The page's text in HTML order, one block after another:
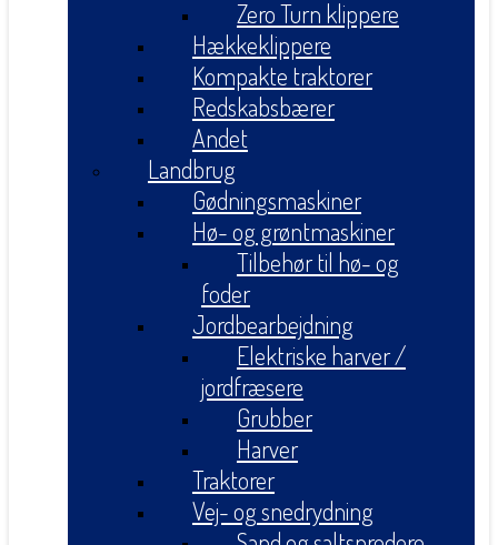
Zero Turn klippere
Hækkeklippere
Kompakte traktorer
Redskabsbærer
Andet
Landbrug
Gødningsmaskiner
Hø- og grøntmaskiner
Tilbehør til hø- og
foder
Jordbearbejdning
Elektriske harver /
jordfræsere
Grubber
Harver
Traktorer
Vej- og snedrydning